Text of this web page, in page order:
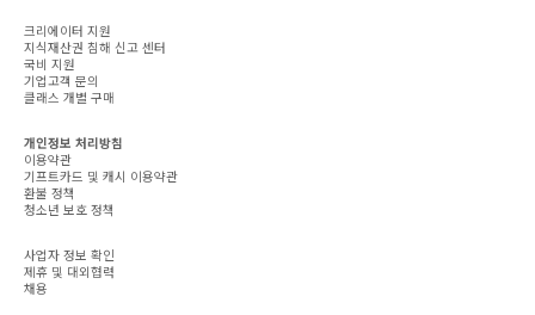
크리에이터 지원
지식재산권 침해 신고 센터
국비 지원
기업고객 문의
클래스 개별 구매
개인정보 처리방침
이용약관
기프트카드 및 캐시 이용약관
환불 정책
청소년 보호 정책
사업자 정보 확인
제휴 및 대외협력
채용